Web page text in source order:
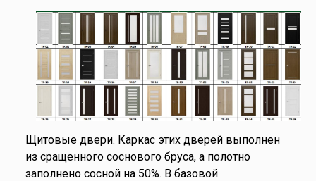
Щитовые двери. Каркас этих дверей выполнен
из сращенного соснового бруса, а полотно
заполнено сосной на 50%. В базовой